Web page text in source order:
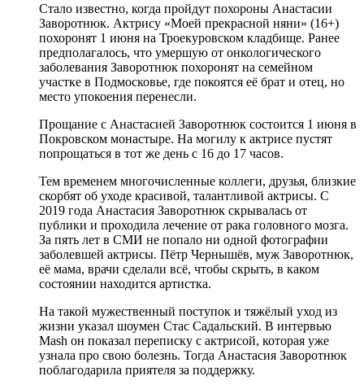
Стало известно, когда пройдут похороны Анастасии
Заворотнюк. Актрису «Моей прекрасной няни» (16+)
похоронят 1 июня на Троекуровском кладбище. Ранее
предполагалось, что умершую от онкологического
заболевания Заворотнюк похоронят на семейном
участке в Подмосковье, где покоятся её брат и отец, но
место упокоения перенесли.
Прощание с Анастасией Заворотнюк состоится 1 июня в
Покровском монастыре. На могилу к актрисе пустят
попрощаться в тот же день с 16 до 17 часов.
Тем временем многочисленные коллеги, друзья, близкие
скорбят об уходе красивой, талантливой актрисы. С
2019 года Анастасия Заворотнюк скрывалась от
публики и проходила лечение от рака головного мозга.
За пять лет в СМИ не попало ни одной фотографии
заболевшей актрисы. Пётр Чернышёв, муж Заворотнюк,
её мама, врачи сделали всё, чтобы скрыть, в каком
состоянии находится артистка.
На такой мужественный поступок и тяжёлый уход из
жизни указал шоумен Стас Садальский. В интервью
Mash он показал переписку с актрисой, которая уже
узнала про свою болезнь. Тогда Анастасия Заворотнюк
поблагодарила приятеля за поддержку.